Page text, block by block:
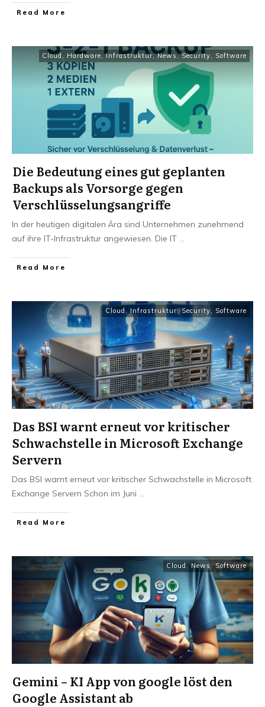
Read More
Cloud , Hardware,Infrastruktur,News ,Security, Software
Die Bedeutung eines gut geplanten
Backups als Vorsorge gegen
Verschlüsselungsangriffe
In der heutigen digitalen Ära sind Unternehmen zunehmend
auf ihre IT-Infrastruktur angewiesen. Die IT ...
Read More
Cloud , Infrastruktur,Security, Software
Das BSI warnt erneut vor kritischer
Schwachstelle in Microsoft Exchange
Servern
Das BSI warnt erneut vor kritischer Schwachstelle in Microsoft
Exchange Servern Schon im Juni ...
Read More
Cloud , News,Software
Gemini – KI App von google löst den
Google Assistant ab